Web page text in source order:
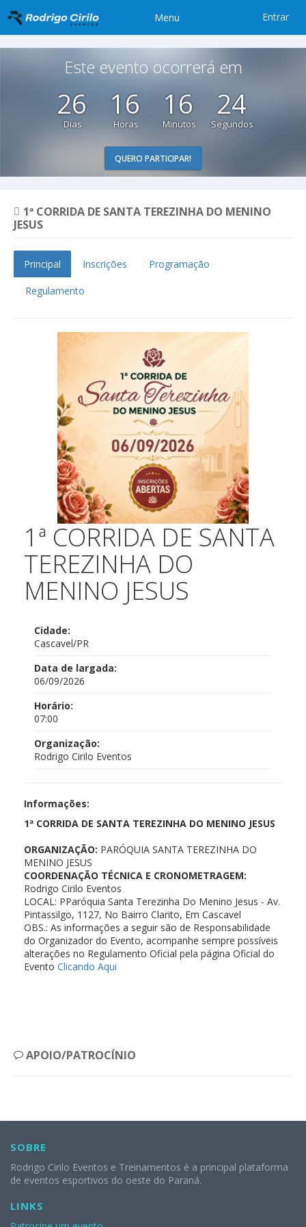
Menu Entrar
Este evento ocorrerá em
26
Dias
16
Horas
16
Minutos
23
Segundos
QUERO PARTICIPAR!
1ª CORRIDA DE SANTA TEREZINHA DO MENINO
JESUS
Principal Inscrições Programação
Regulamento
1ª CORRIDA DE SANTA
TEREZINHA DO
MENINO JESUS
Cidade:
Cascavel/PR
Data de largada:
06/09/2026
Horário:
07:00
Organização:
Rodrigo Cirilo Eventos
Informações:
1ª CORRIDA DE SANTA TEREZINHA DO MENINO JESUS
ORGANIZAÇÃO: PARÓQUIA SANTA TEREZINHA DO
MENINO JESUS
COORDENAÇÃO TÉCNICA E CRONOMETRAGEM:
Rodrigo Cirilo Eventos
LOCAL: PParóquia Santa Terezinha Do Menino Jesus - Av.
Pintassilgo, 1127, No Bairro Clarito, Em Cascavel
OBS.: As informações a seguir são de Responsabilidade
do Organizador do Evento, acompanhe sempre possíveis
alterações no Regulamento Oficial pela página Oficial do
Evento Clicando Aqui
APOIO/PATROCÍNIO
SOBRE
Rodrigo Cirilo Eventos e Treinamentos é a principal plataforma
de eventos esportivos do oeste do Paraná.
LINKS